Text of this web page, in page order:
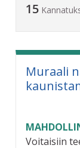
15
Muraali
Voitaisiin